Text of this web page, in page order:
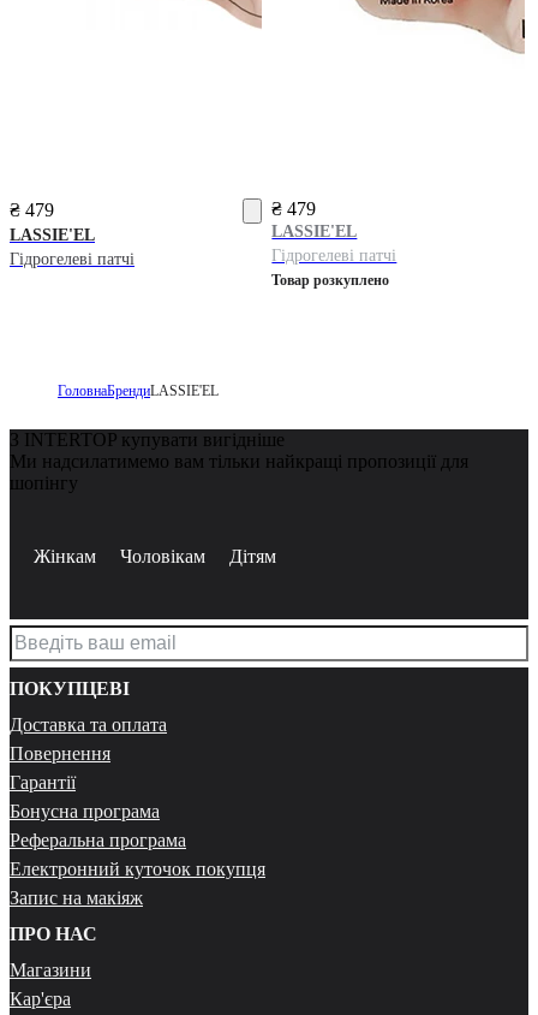
₴ 479
LASSIE'EL
Гідрогелеві патчі
₴ 479
LASSIE'EL
Гідрогелеві патчі
Товар розкуплено
ГоловнаБрендиLASSIE'EL
З INTERTOP купувати вигідніше
Ми надсилатимемо вам тільки найкращі пропозиції для
шопінгу
Жінкам Чоловікам Дітям
ПОКУПЦЕВІ
Доставка та оплата
Повернення
Гарантії
Бонусна програма
Реферальна програма
Електронний куточок покупця
Запис на макіяж
ПРО НАС
Магазини
Кар'єра